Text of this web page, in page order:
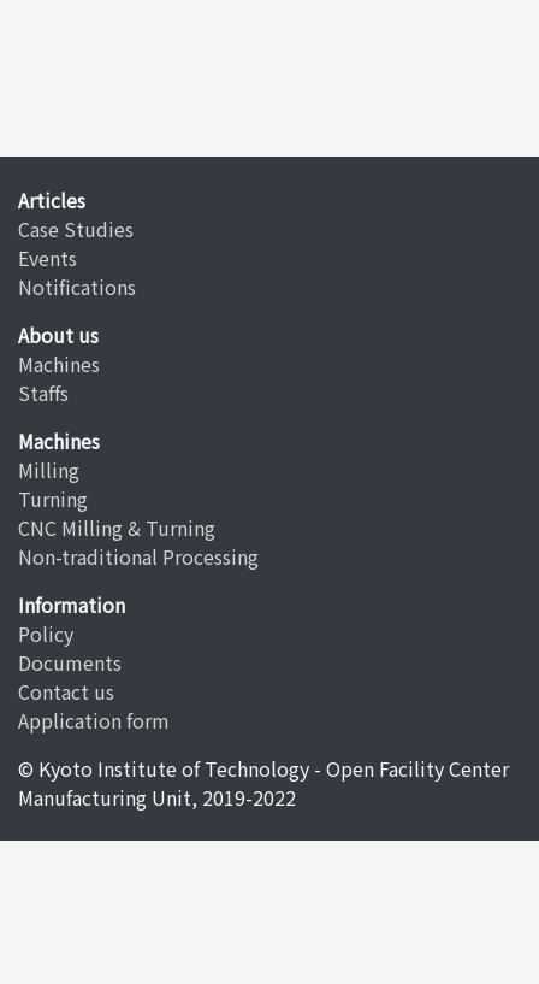
Articles
Case Studies
Events
Notifications
About us
Machines
Staffs
Machines
Milling
Turning
CNC Milling & Turning
Non-traditional Processing
Information
Policy
Documents
Contact us
Application form
© Kyoto Institute of Technology - Open Facility Center
Manufacturing Unit, 2019-2022